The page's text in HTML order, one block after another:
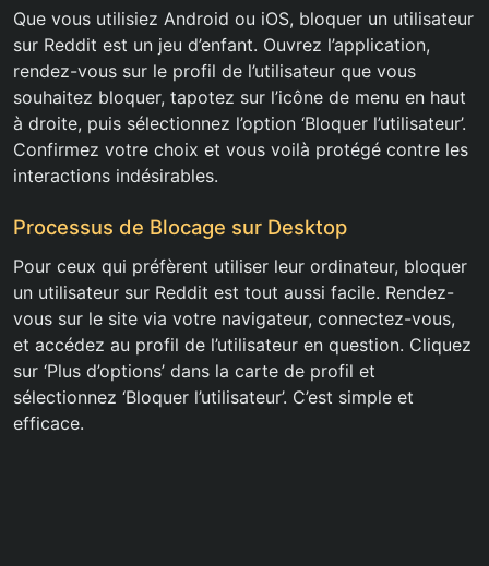
Que vous utilisiez Android ou iOS, bloquer un utilisateur
sur Reddit est un jeu d’enfant. Ouvrez l’application,
rendez-vous sur le profil de l’utilisateur que vous
souhaitez bloquer, tapotez sur l’icône de menu en haut
à droite, puis sélectionnez l’option ‘Bloquer l’utilisateur’.
Confirmez votre choix et vous voilà protégé contre les
interactions indésirables.
Processus de Blocage sur Desktop
Pour ceux qui préfèrent utiliser leur ordinateur, bloquer
un utilisateur sur Reddit est tout aussi facile. Rendez-
vous sur le site via votre navigateur, connectez-vous,
et accédez au profil de l’utilisateur en question. Cliquez
sur ‘Plus d’options’ dans la carte de profil et
sélectionnez ‘Bloquer l’utilisateur’. C’est simple et
efficace.